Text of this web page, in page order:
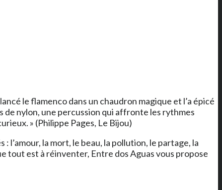
le flamenco dans un chaudron magique et l’a épicé
de nylon, une percussion qui affronte les rythmes
» (Philippe Pages, Le Bijou)
la mort, le beau, la pollution, le partage, la
tout est à réinventer, Entre dos Aguas vous propose